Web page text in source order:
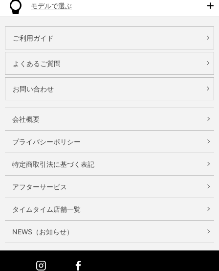
モデルで選ぶ
ご利用ガイド
よくあるご質問
お問い合わせ
会社概要
プライバシーポリシー
特定商取引法に基づく表記
アフターサービス
タイムタイム店舗一覧
NEWS（お知らせ）
Instagram